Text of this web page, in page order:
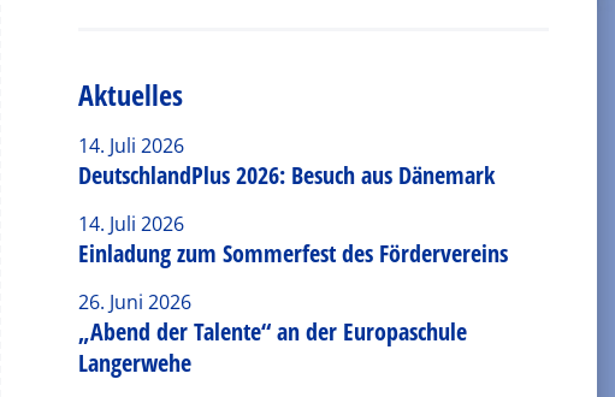
Aktuelles
14. Juli 2026
DeutschlandPlus 2026: Besuch aus Dänemark
14. Juli 2026
Einladung zum Sommerfest des Fördervereins
26. Juni 2026
„Abend der Talente“ an der Europaschule
Langerwehe